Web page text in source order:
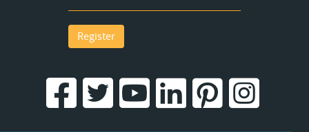
Register